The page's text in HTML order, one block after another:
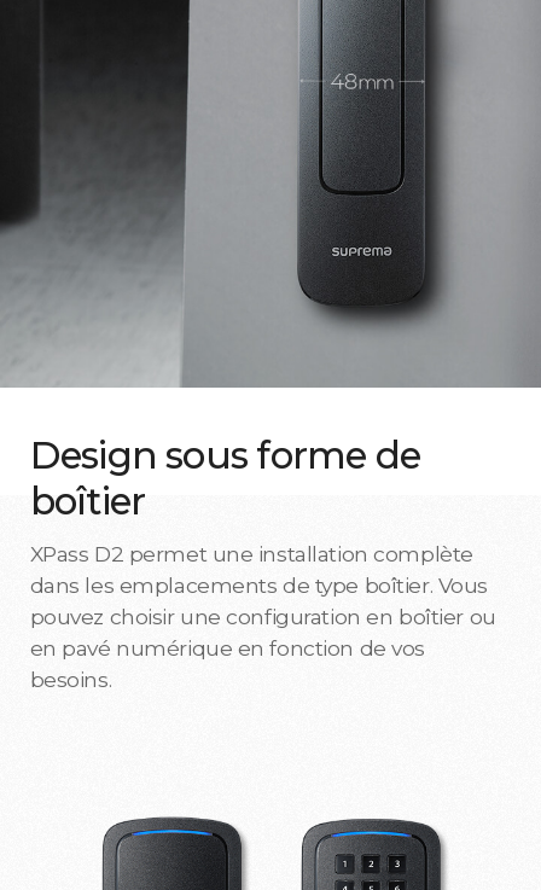
Design sous forme de
boîtier
XPass D2 permet une installation complète
dans les emplacements de type boîtier. Vous
pouvez choisir une configuration en boîtier ou
en pavé numérique en fonction de vos
besoins.